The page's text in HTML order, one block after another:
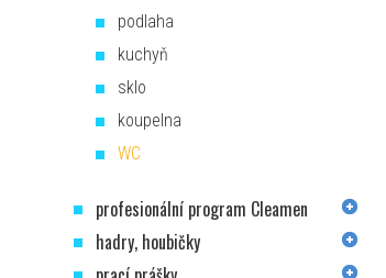
podlaha
kuchyň
sklo
koupelna
WC
profesionální program Cleamen
hadry, houbičky